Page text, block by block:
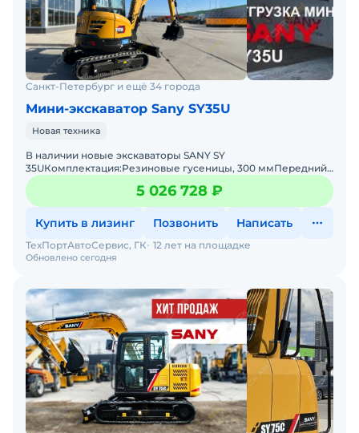
Санкт-Петербург и ещё 34 города
Мини-экскаватор Sany SY35U
Новая техника
В наличии новые экскаваторы SANY SY
35UКомплектация:Резиновые гусеницы, 300 ммПередний
отвалДвухопоточная гидролинияКондиционер, отопитель
кабиныLCD монитор 7&r5 026 728 ₽
Купить в лизинг Позвонить Написать
Обновлено сегодня
ТехПортАвтоСервис, ГК 12 лет на площадке